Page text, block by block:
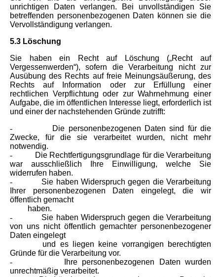
unrichtigen Daten verlangen. Bei unvollständigen Sie
betreffenden personenbezogenen Daten können sie die
Vervollständigung verlangen.
5.3 Löschung
Sie haben ein Recht auf Löschung („Recht auf
Vergessenwerden“), sofern die Verarbeitung nicht zur
Ausübung des Rechts auf freie Meinungsäußerung, des
Rechts auf Information oder zur Erfüllung einer
rechtlichen Verpflichtung oder zur Wahrnehmung einer
Aufgabe, die im öffentlichen Interesse liegt, erforderlich ist
und einer der nachstehenden Gründe zutrifft:
-
Die personenbezogenen Daten sind für die
Zwecke, für die sie verarbeitet wurden, nicht mehr
notwendig.
-
Die Rechtfertigungsgrundlage für die Verarbeitung
war ausschließlich Ihre Einwilligung, welche Sie
widerrufen haben.
- Sie haben Widerspruch gegen die Verarbeitung
Ihrer personenbezogenen Daten eingelegt, die wir
öffentlich gemacht
haben.
- Sie haben Widerspruch gegen die Verarbeitung
von uns nicht öffentlich gemachter personenbezogener
Daten eingelegt
und es liegen keine vorrangigen berechtigten
Gründe für die Verarbeitung vor.
-
Ihre personenbezogenen Daten wurden
unrechtmäßig verarbeitet.